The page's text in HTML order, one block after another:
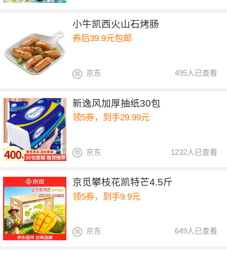
小牛凯西火山石烤肠
券后39.9元包邮
495人已查看
京东
新逸风加厚抽纸30包
领5券，到手29.99元
1232人已查看
京东
京觅攀枝花凯特芒4.5斤
领5券，到手9.9元
649人已查看
京东